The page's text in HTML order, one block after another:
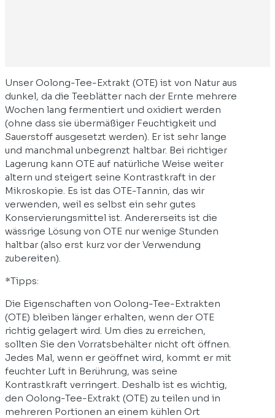
Unser Oolong-Tee-Extrakt (OTE) ist von Natur aus
dunkel, da die Teeblätter nach der Ernte mehrere
Wochen lang fermentiert und oxidiert werden
(ohne dass sie übermäßiger Feuchtigkeit und
Sauerstoff ausgesetzt werden). Er ist sehr lange
und manchmal unbegrenzt haltbar. Bei richtiger
Lagerung kann OTE auf natürliche Weise weiter
altern und steigert seine Kontrastkraft in der
Mikroskopie. Es ist das OTE-Tannin, das wir
verwenden, weil es selbst ein sehr gutes
Konservierungsmittel ist. Andererseits ist die
wässrige Lösung von OTE nur wenige Stunden
haltbar (also erst kurz vor der Verwendung
zubereiten).
*Tipps:
Die Eigenschaften von Oolong-Tee-Extrakten
(OTE) bleiben länger erhalten, wenn der OTE
richtig gelagert wird. Um dies zu erreichen,
sollten Sie den Vorratsbehälter nicht oft öffnen.
Jedes Mal, wenn er geöffnet wird, kommt er mit
feuchter Luft in Berührung, was seine
Kontrastkraft verringert. Deshalb ist es wichtig,
den Oolong-Tee-Extrakt (OTE) zu teilen und in
mehreren Portionen an einem kühlen Ort